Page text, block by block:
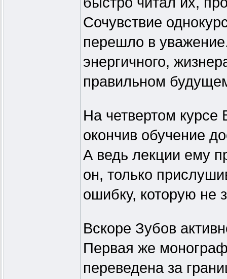
Сочувствие
перешло в
энергичного,
правильном
На четвертом
окончив обучение
А ведь лекции ему
он, только
ошибку, которую не
Вскоре Зубов
Первая же
переведена за